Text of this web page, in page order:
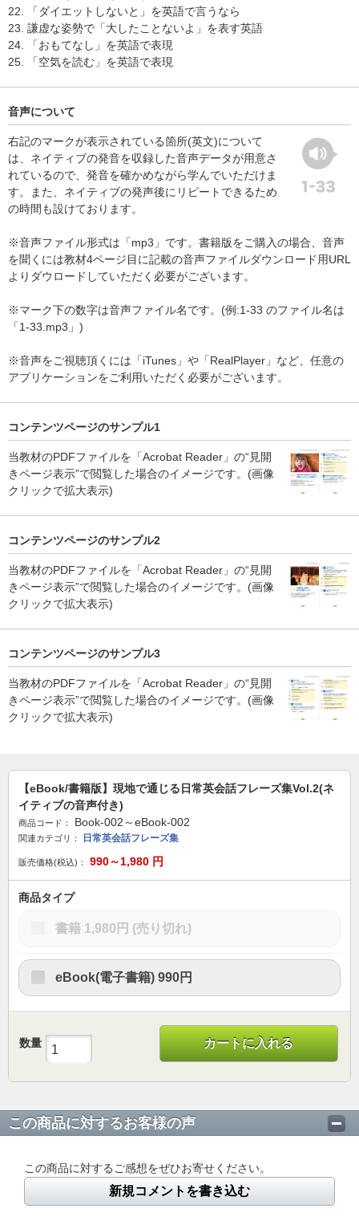
22. 「ダイエットしないと」を英語で言うなら
23. 謙虚な姿勢で「大したことないよ」を表す英語
24. 「おもてなし」を英語で表現
25. 「空気を読む」を英語で表現
音声について
右記のマークが表示されている箇所(英文)について
は、ネイティブの発音を収録した音声データが用意さ
れているので、発音を確かめながら学んでいただけま
す。また、ネイティブの発声後にリピートできるため
の時間も設けております。
※音声ファイル形式は「mp3」です。書籍版をご購入の場合、音声
を聞くには教材4ページ目に記載の音声ファイルダウンロード用URL
よりダウロードしていただく必要がございます。
※マーク下の数字は音声ファイル名です。(例:1-33 のファイル名は
「1-33.mp3」)
※音声をご視聴頂くには「iTunes」や「RealPlayer」など、任意の
アプリケーションをご利用いただく必要がございます。
コンテンツページのサンプル1
当教材のPDFファイルを「Acrobat Reader」の“見開
きページ表示”で閲覧した場合のイメージです。(画像
クリックで拡大表示)
コンテンツページのサンプル2
当教材のPDFファイルを「Acrobat Reader」の“見開
きページ表示”で閲覧した場合のイメージです。(画像
クリックで拡大表示)
コンテンツページのサンプル3
当教材のPDFファイルを「Acrobat Reader」の“見開
きページ表示”で閲覧した場合のイメージです。(画像
クリックで拡大表示)
【eBook/書籍版】現地で通じる日常英会話フレーズ集Vol.2(ネ
イティブの音声付き)
商品コード： Book-002～eBook-002
関連カテゴリ： 日常英会話フレーズ集
販売価格(税込)： 990～1,980 円
商品タイプ
書籍 1,980円 (売り切れ)
eBook(電子書籍) 990円
数量 カートに入れる
この商品に対するお客様の声
この商品に対するご感想をぜひお寄せください。
新規コメントを書き込む